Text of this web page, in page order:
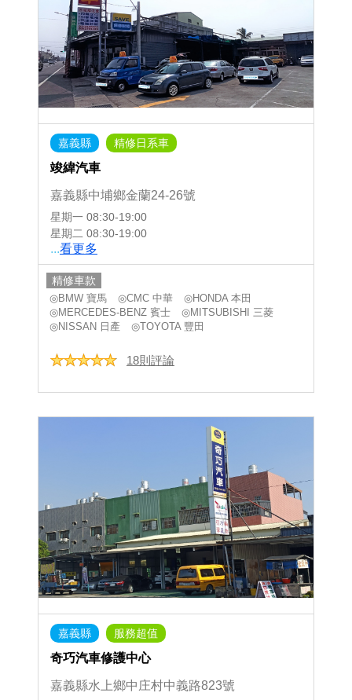
嘉義縣 精修日系車
竣緯汽車
嘉義縣中埔鄉金蘭24-26號
星期一 08:30-19:00
星期二 08:30-19:00
...看更多
精修車款
◎BMW 寶馬 ◎CMC 中華
◎HONDA 本田
◎MERCEDES-BENZ 賓士
◎MITSUBISHI 三菱
◎NISSAN 日產
◎TOYOTA 豐田
18則評論
嘉義縣 服務超值
奇巧汽車修護中心
嘉義縣水上鄉中庄村中義路823號